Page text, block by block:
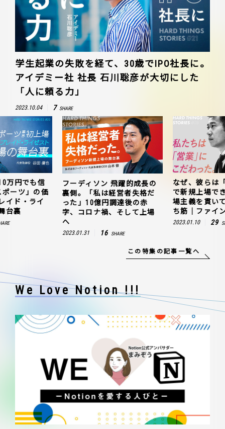
学生起業の失敗を経て、30歳でIPO社長に。
アイデミー社 社長 石川聡彦が大切にした
「人に頼る力」
2023.10.04 7 SHARE
万円でも信
ーツ」の価
イド・ライ
台裏
フーディソン 飛躍的成長の
裏側。「私は経営者失格だ
った」10億円調達後の赤
字、コロナ禍、そして上場
へ
2023.01.31 16 SHARE
なぜ、彼らは
で新規上場で
場主義を貫い
ち筋｜ファイ
2023.01.10 29
この特集の記事一覧へ
We Love Notion !!!